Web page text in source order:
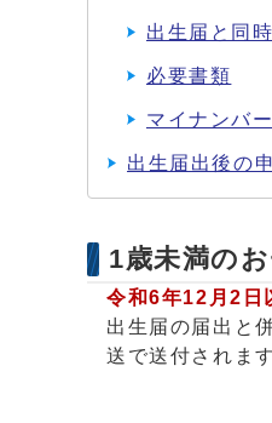
出生届と同
必要書類
マイナンバ
出生届出後の
1歳未満の
令和6年12月2日
出生届の届出と
送で送付されます